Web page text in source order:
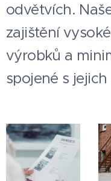
odvětvích.
zajištění
výrobků a
spojené s